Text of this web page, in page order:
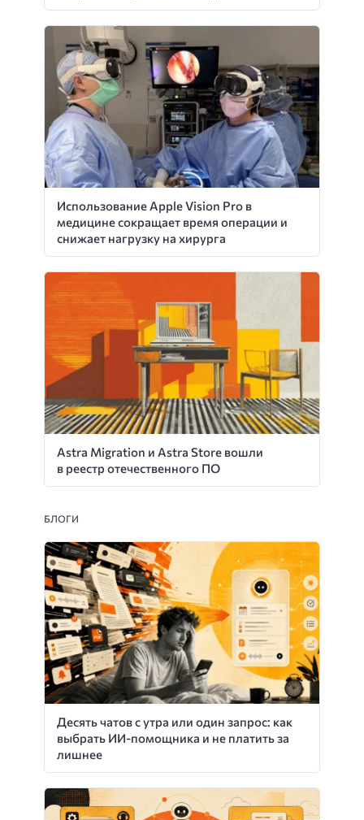
Использование Apple Vision Pro в
медицине сокращает время операции и
снижает нагрузку на хирурга
Astra Migration и Astra Store вошли
в реестр отечественного ПО
БЛОГИ
Десять чатов с утра или один запрос: как
выбрать ИИ-помощника и не платить за
лишнее